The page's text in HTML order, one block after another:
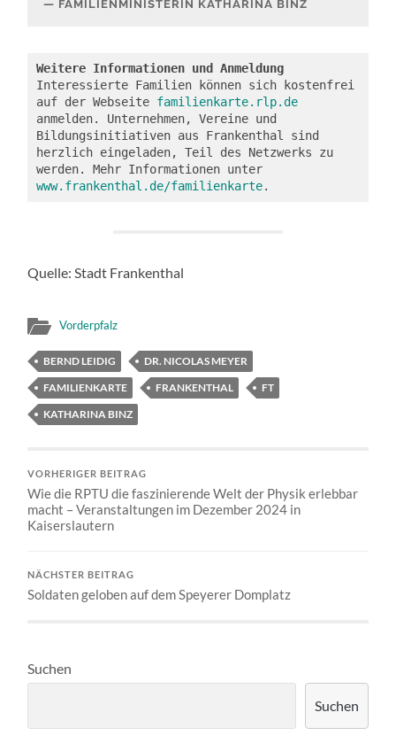
FAMILIENMINISTERIN KATHARINA BINZ
Weitere Informationen und Anmeldung
Interessierte Familien können sich kostenfrei
auf der Webseite familienkarte.rlp.de
anmelden. Unternehmen, Vereine und
Bildungsinitiativen aus Frankenthal sind
herzlich eingeladen, Teil des Netzwerks zu
werden. Mehr Informationen unter
www.frankenthal.de/familienkarte.
Quelle: Stadt Frankenthal
Vorderpfalz
BERND LEIDIG
DR. NICOLAS MEYER
FAMILIENKARTE
FRANKENTHAL
FT
KATHARINA BINZ
VORHERIGER BEITRAG
Wie die RPTU die faszinierende Welt der Physik erlebbar
macht – Veranstaltungen im Dezember 2024 in
Kaiserslautern
NÄCHSTER BEITRAG
Soldaten geloben auf dem Speyerer Domplatz
Suchen
Suchen